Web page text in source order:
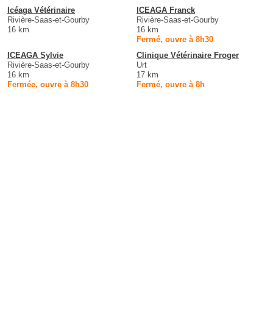
Icéaga Vétérinaire
Rivière-Saas-et-Gourby
16 km
ICEAGA Franck
Rivière-Saas-et-Gourby
16 km
Fermé, ouvre à 8h30
ICEAGA Sylvie
Rivière-Saas-et-Gourby
16 km
Fermée, ouvre à 8h30
Clinique Vétérinaire Froger
Urt
17 km
Fermé, ouvre à 8h